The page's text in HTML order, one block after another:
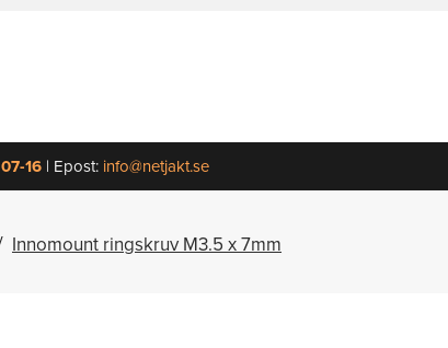
07-16 | Epost: info@netjakt.se
Innomount ringskruv M3.5 x 7mm